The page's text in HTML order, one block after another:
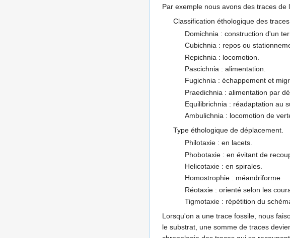
Par exemple nous avons des traces
Classification éthologique des
Domichnia : construction d'un
Cubichnia : repos ou
Repichnia : locomotion.
Pascichnia : alimentation.
Fugichnia : échappement et
Praedichnia : alimentation par
Equilibrichnia : réadaptation au
Ambulichnia : locomotion de
Type éthologique de déplacement.
Philotaxie : en lacets.
Phobotaxie : en évitant de
Helicotaxie : en spirales.
Homostrophie : méandriforme.
Réotaxie : orienté selon les
Tigmotaxie : répétition du
Lorsqu'on a une trace fossile, nous
le substrat, une somme de traces